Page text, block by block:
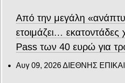
Από την μεγάλη
ετοιμάζει… εκατοντάδες
Pass των 40 ευρώ για
Αυγ 09, 2026ΔΙΕΘΝΗΣ